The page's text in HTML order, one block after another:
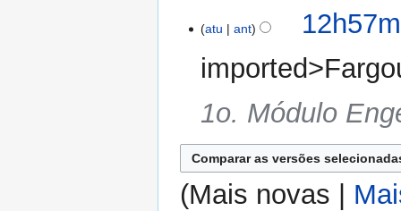
o
e
d
i
ç
ã
o
atu ant
1o. Módulo
(Mais novas